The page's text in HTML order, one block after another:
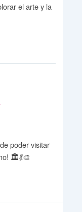
el arte y la
poder visitar
🏛️💃🎨